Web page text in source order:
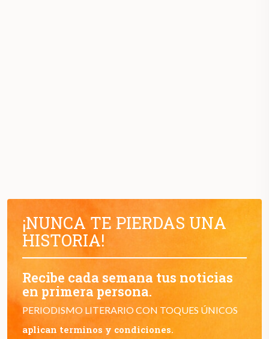
¡NUNCA TE PIERDAS UNA
HISTORIA!
Recibe cada semana tus noticias
en primera persona.
PERIODISMO LITERARIO CON TOQUES ÚNICOS
aplican terminos y condiciones.